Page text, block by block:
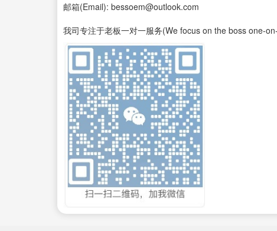
邮箱(Email): bessoem@outlook.com
我司专注于老板一对一服务(We focus on the boss one-